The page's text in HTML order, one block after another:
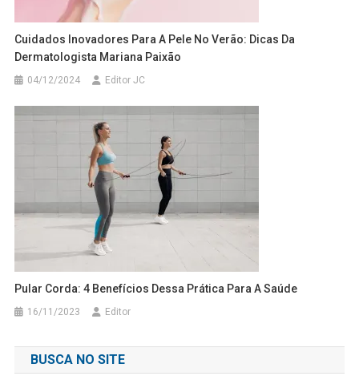
Cuidados Inovadores Para A Pele No Verão: Dicas Da
Dermatologista Mariana Paixão
04/12/2024 Editor JC
Pular Corda: 4 Benefícios Dessa Prática Para A Saúde
16/11/2023 Editor
BUSCA NO SITE